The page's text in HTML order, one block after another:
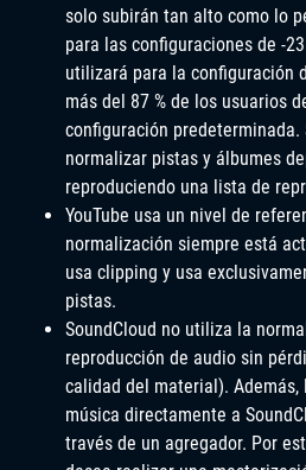
solo subirán tan alto como lo
para las configuraciones de -
utilizará para la configuración
más del 87 % de los usuarios
configuración
normalizar pistas y álbumes
reproduciendo una lista de
YouTube usa un nivel de
normalización siempre está
usa clipping y usa
pistas.
SoundCloud no utiliza la
reproducción de audio sin
calidad del material).
música directamente a
través de un agregador. Por